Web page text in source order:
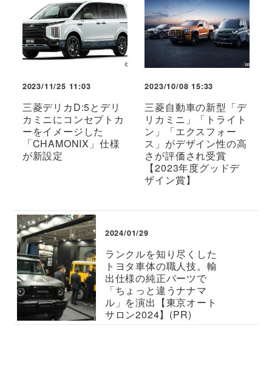
2023/11/25 11:03
三菱デリカD:5とデリ
カミニにコンセプトカ
ーをイメージした
「CHAMONIX」仕様
が新設定
2023/10/08 15:33
三菱自動車の新型「デ
リカミニ」「トライト
ン」「エクスフォー
ス」がデザイン性の高
さが評価され受賞
【2023年度グッドデ
ザイン賞】
2024/01/29
ランクルを知り尽くした
トヨタ車体の職人技。輸
出仕様の純正パーツで
「ちょっと違うナナマ
ル」を演出【東京オート
サロン2024】(PR)